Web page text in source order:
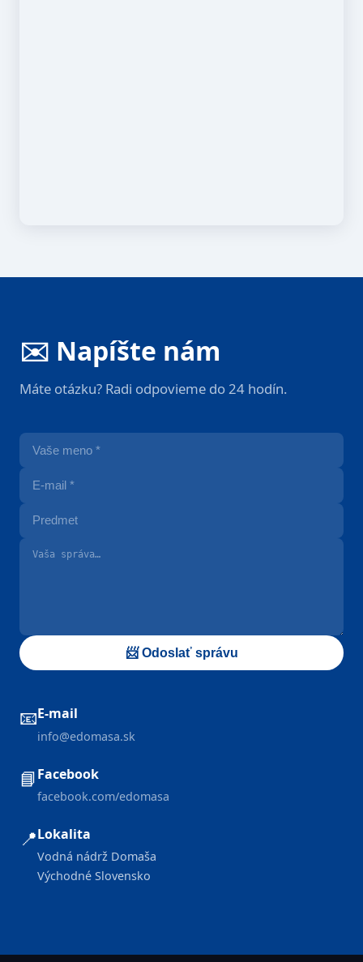
✉️ Napíšte nám
Máte otázku? Radi odpovieme do 24 hodín.
📨 Odoslať správu
📧E-mail
info@edomasa.sk
📘Facebook
facebook.com/edomasa
📍Lokalita
Vodná nádrž Domaša
Východné Slovensko